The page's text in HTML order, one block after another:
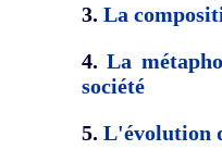
3. La
4.La
société
5. L'évolution